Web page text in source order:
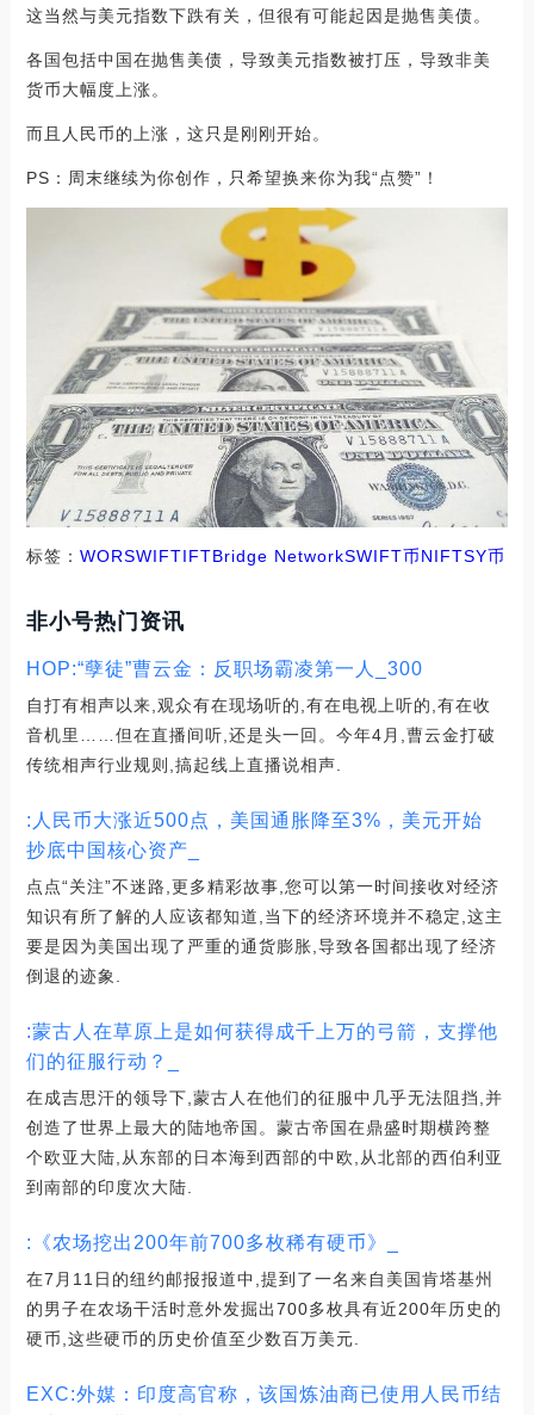
这当然与美元指数下跌有关，但很有可能起因是抛售美债。
各国包括中国在抛售美债，导致美元指数被打压，导致非美
货币大幅度上涨。
而且人民币的上涨，这只是刚刚开始。
PS：周末继续为你创作，只希望换来你为我“点赞”！
标签： WORSWIFTIFTBridge NetworkSWIFT币NIFTSY币
非小号热门资讯
HOP:“孽徒”曹云金：反职场霸凌第一人_300
自打有相声以来,观众有在现场听的,有在电视上听的,有在收
音机里……但在直播间听,还是头一回。今年4月,曹云金打破
传统相声行业规则,搞起线上直播说相声.
:人民币大涨近500点，美国通胀降至3%，美元开始
抄底中国核心资产_
点点“关注”不迷路,更多精彩故事,您可以第一时间接收对经济
知识有所了解的人应该都知道,当下的经济环境并不稳定,这主
要是因为美国出现了严重的通货膨胀,导致各国都出现了经济
倒退的迹象.
:蒙古人在草原上是如何获得成千上万的弓箭，支撑他
们的征服行动？_
在成吉思汗的领导下,蒙古人在他们的征服中几乎无法阻挡,并
创造了世界上最大的陆地帝国。蒙古帝国在鼎盛时期横跨整
个欧亚大陆,从东部的日本海到西部的中欧,从北部的西伯利亚
到南部的印度次大陆.
:《农场挖出200年前700多枚稀有硬币》_
在7月11日的纽约邮报报道中,提到了一名来自美国肯塔基州
的男子在农场干活时意外发掘出700多枚具有近200年历史的
硬币,这些硬币的历史价值至少数百万美元.
EXC:外媒：印度高官称，该国炼油商已使用人民币结